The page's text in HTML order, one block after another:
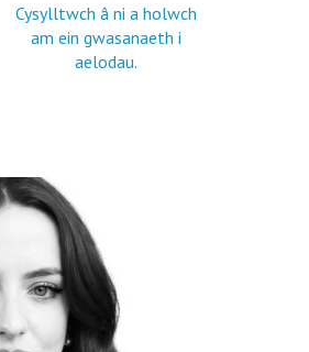
Cysylltwch â ni a holwch
am ein gwasanaeth i
aelodau.